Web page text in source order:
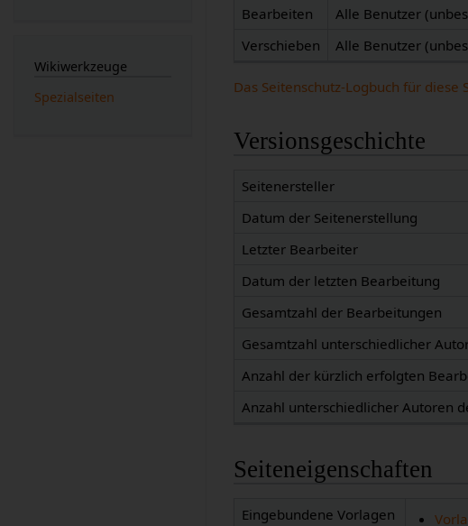
Bearbeiten
Alle Benutzer
Verschieben
Alle Benutzer
Das Seitenschutz-Logbuch für diese
Versionsgeschichte
Seitenersteller
Datum der Seitenerstellung
Letzter Bearbeiter
Datum der letzten Bearbeitung
Gesamtzahl der Bearbeitungen
Gesamtzahl unterschiedlicher
Anzahl der kürzlich erfolgten
Anzahl unterschiedlicher Autoren
Seiteneigenschaften
Eingebundene Vorlagen
Wikiwerkzeuge
Spezialseiten